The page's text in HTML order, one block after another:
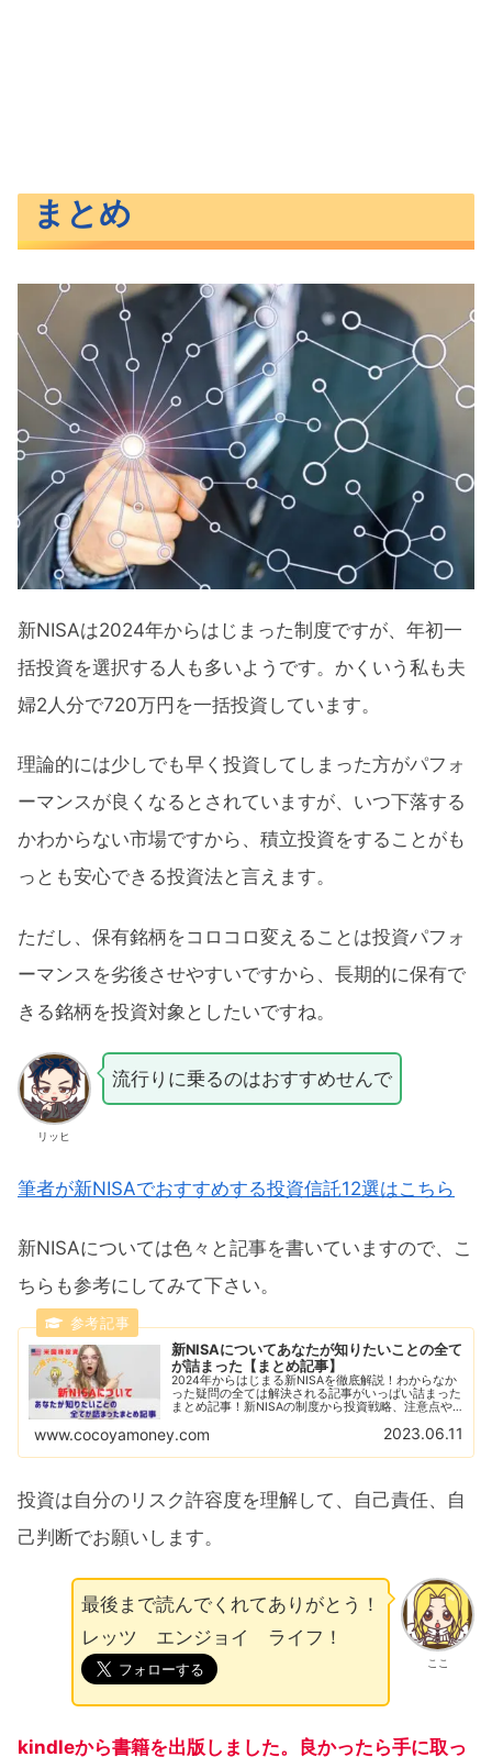
まとめ
新NISAは2024年からはじまった制度ですが、年初一
括投資を選択する人も多いようです。かくいう私も夫
婦2人分で720万円を一括投資しています。
理論的には少しでも早く投資してしまった方がパフォ
ーマンスが良くなるとされていますが、いつ下落する
かわからない市場ですから、積立投資をすることがも
っとも安心できる投資法と言えます。
ただし、保有銘柄をコロコロ変えることは投資パフォ
ーマンスを劣後させやすいですから、長期的に保有で
きる銘柄を投資対象としたいですね。
リッヒ
流行りに乗るのはおすすめせんで
筆者が新NISAでおすすめする投資信託12選はこちら
新NISAについては色々と記事を書いていますので、こ
ちらも参考にしてみて下さい。
新NISAについてあなたが知りたいことの全て
が詰まった【まとめ記事】
2024年からはじまる新NISAを徹底解説！わからなか
った疑問の全ては解決される記事がいっぱい詰まった
まとめ記事！新NISAの制度から投資戦略、注意点や
の記事がギッシリ！
www.cocoyamoney.com 2023.06.11
投資は自分のリスク許容度を理解して、自己責任、自
己判断でお願いします。
ここ
最後まで読んでくれてありがとう！
レッツ エンジョイ ライフ！
kindleから書籍を出版しました。良かったら手に取っ